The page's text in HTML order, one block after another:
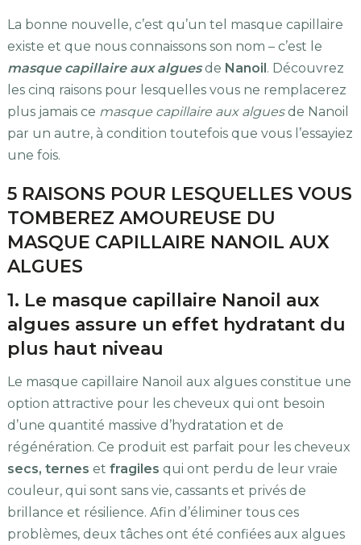
La bonne nouvelle, c’est qu’un tel masque capillaire
existe et que nous connaissons son nom – c’est le
masque capillaire aux alguesde Nanoil. Découvrez
les cinq raisons pour lesquelles vous ne remplacerez
plus jamais ce masque capillaire aux alguesde Nanoil
par un autre, à condition toutefois que vous l’essayiez
une fois.
5 RAISONS POUR LESQUELLES VOUS
TOMBEREZ AMOUREUSE DU
MASQUE CAPILLAIRE NANOIL AUX
ALGUES
1. Le masque capillaire Nanoil aux
algues assure un effet hydratant du
plus haut niveau
Le masque capillaire Nanoil aux algues constitue une
option attractive pour les cheveux qui ont besoin
d’une quantité massive d’hydratation et de
régénération. Ce produit est parfait pour les cheveux
secs, ternes et fragiles qui ont perdu de leur vraie
couleur, qui sont sans vie, cassants et privés de
brillance et résilience. Afin d’éliminer tous ces
problèmes, deux tâches ont été confiées aux algues